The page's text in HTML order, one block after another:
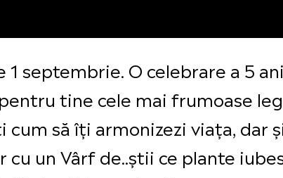
septembrie. O celebrare a 5
tine cele mai frumoase
să îți armonizezi viața, dar
cu un Vârf de..știi ce plante